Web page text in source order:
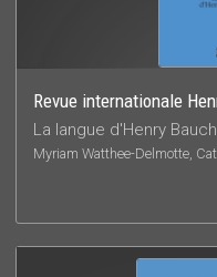
Revue internationale
La langue d'Henry
Myriam Watthee-Delmotte,